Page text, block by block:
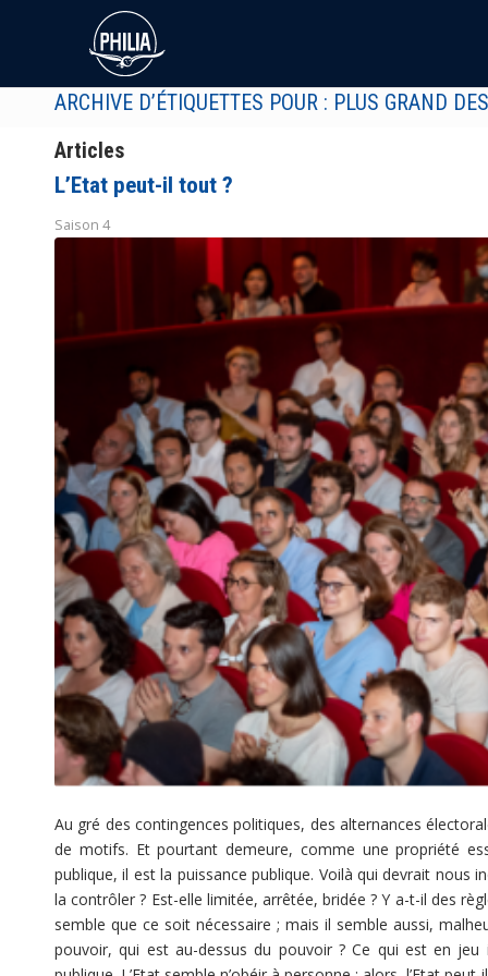
ARCHIVE D’ÉTIQUETTES POUR : PLUS GRAND
Articles
L’Etat peut-il tout ?
Saison 4
Au gré des contingences politiques, des alternances
de motifs. Et pourtant demeure, comme une propriété
publique, il est la puissance publique. Voilà qui devrait nous
la contrôler ? Est-elle limitée, arrêtée, bridée ? Y a-t-il des
semble que ce soit nécessaire ; mais il semble aussi,
pouvoir, qui est au-dessus du pouvoir ? Ce qui est en jeu